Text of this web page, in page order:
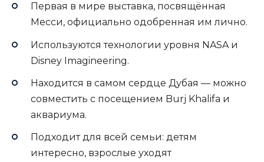
Первая в мире выставка, посвящённая
Месси, официально одобренная им лично.
Используются технологии уровня NASA и
Disney Imagineering.
Находится в самом сердце Дубая — можно
совместить с посещением Burj Khalifa и
аквариума.
Подходит для всей семьи: детям
интересно, взрослые уходят